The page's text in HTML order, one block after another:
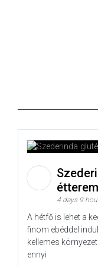
étterem
4 days 9
A hétfő is lehet a
finom ebéddel
kellemes
ennyi